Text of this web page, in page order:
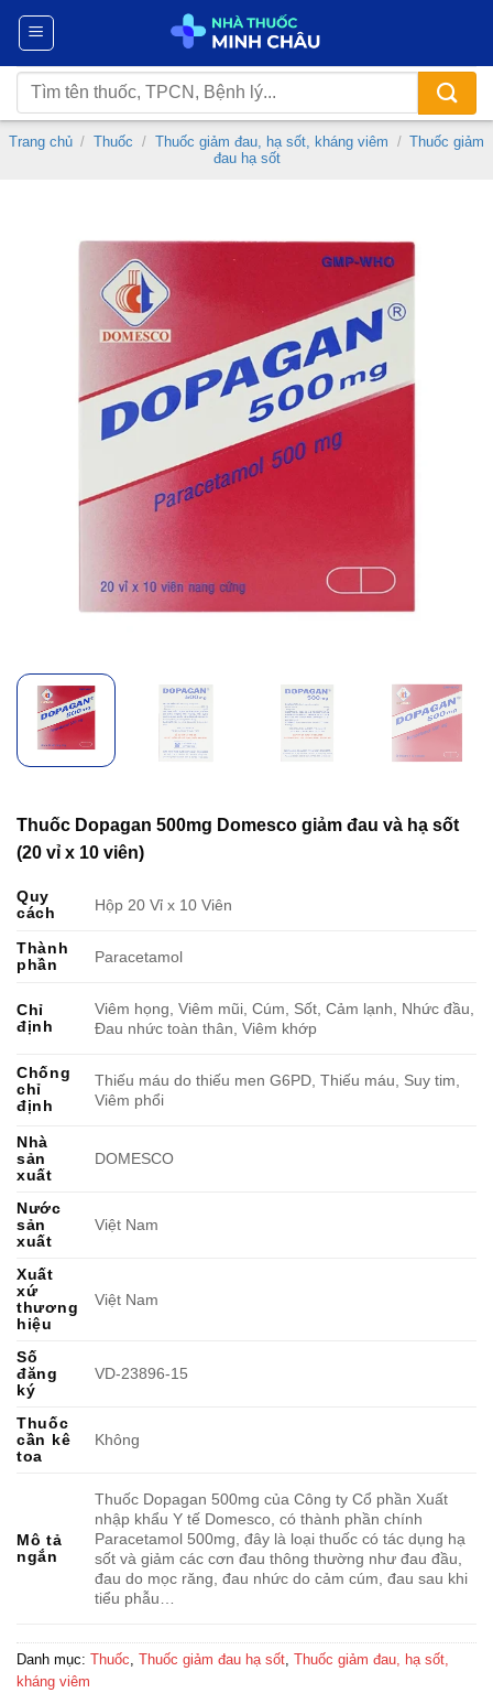
Chuyển
nội
dung
Tìm
kiếm:
Trang chủ / Thuốc / Thuốc giảm đau, hạ sốt, kháng viêm / Thuốc giảm
đau hạ sốt
Thuốc Dopagan 500mg Domesco giảm đau và hạ sốt
(20 vỉ x 10 viên)
Quy
cách
Hộp 20 Vỉ x 10 Viên
Thành
phần
Paracetamol
Chỉ
định
Viêm họng, Viêm mũi, Cúm, Sốt, Cảm lạnh, Nhức đầu,
Đau nhức toàn thân, Viêm khớp
Chống
chỉ
định
Thiếu máu do thiếu men G6PD, Thiếu máu, Suy tim,
Viêm phổi
Nhà
sản
xuất
DOMESCO
Nước
sản
xuất
Việt Nam
Xuất
xứ
thương
hiệu
Việt Nam
Số
đăng
ký
VD-23896-15
Thuốc
cần kê
toa
Không
Mô tả
ngắn
Thuốc Dopagan 500mg của Công ty Cổ phần Xuất
nhập khẩu Y tế Domesco, có thành phần chính
Paracetamol 500mg, đây là loại thuốc có tác dụng hạ
sốt và giảm các cơn đau thông thường như đau đầu,
đau do mọc răng, đau nhức do cảm cúm, đau sau khi
tiểu phẫu…
Danh mục: Thuốc Thuốc giảm đau hạ sốt Thuốc giảm đau, hạ sốt,
kháng viêm